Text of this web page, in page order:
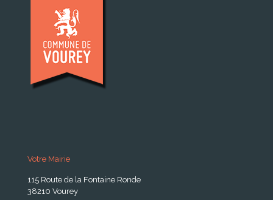
Votre Mairie
115 Route de la Fontaine Ronde
38210 Vourey